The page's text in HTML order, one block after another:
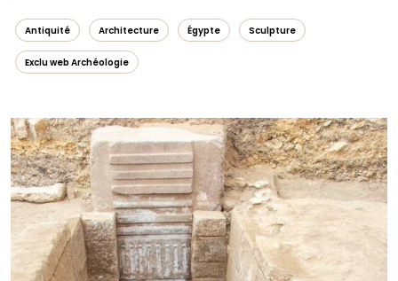
Antiquité Architecture Égypte Sculpture
Exclu web Archéologie